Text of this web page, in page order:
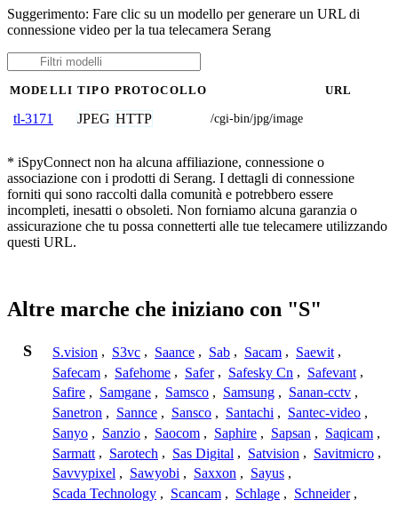
Suggerimento: Fare clic su un modello per generare un URL di
connessione video per la tua telecamera Serang
MODELLI TIPO PROTOCOLLO URL
tl-3171 JPEG HTTP /cgi-bin/jpg/image
* iSpyConnect non ha alcuna affiliazione, connessione o
associazione con i prodotti di Serang. I dettagli di connessione
forniti qui sono raccolti dalla comunità e potrebbero essere
incompleti, inesatti o obsoleti. Non forniamo alcuna garanzia o
assicurazione che tu possa connetterti alle tue telecamere utilizzando
questi URL.
Altre marche che iniziano con "S"
S S.vision , S3vc , Saance , Sab , Sacam , Saewit ,
Safecam , Safehome , Safer , Safesky Cn , Safevant ,
Safire , Samgane , Samsco , Samsung , Sanan-cctv ,
Sanetron , Sannce , Sansco , Santachi , Santec-video ,
Sanyo , Sanzio , Saocom , Saphire , Sapsan , Saqicam ,
Sarmatt , Sarotech , Sas Digital , Satvision , Savitmicro ,
Savvypixel , Sawyobi , Saxxon , Sayus ,
Scada Technology , Scancam , Schlage , Schneider ,